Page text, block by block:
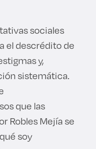
sociales
el descrédito de
y,
sistemática.
que las
Robles Mejía se
soy